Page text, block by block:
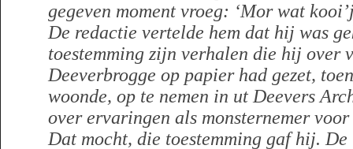
gegeven moment vroeg: ‘Mor wat
De redactie vertelde hem dat hij was
toestemming zijn verhalen die hij over
Deeverbrogge op papier had gezet,
woonde, op te nemen in ut Deevers
over ervaringen als monsternemer
Dat mocht, die toestemming gaf hij.